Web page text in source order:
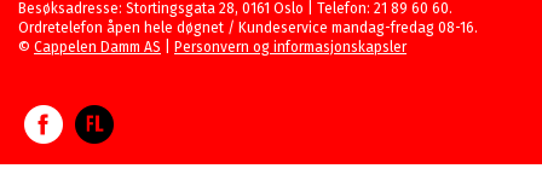
Besøksadresse: Stortingsgata 28, 0161 Oslo | Telefon: 21 89 60 60.
Ordretelefon åpen hele døgnet / Kundeservice mandag-fredag 08-16.
© Cappelen Damm AS Personvern og informasjonskapsler
Facebook